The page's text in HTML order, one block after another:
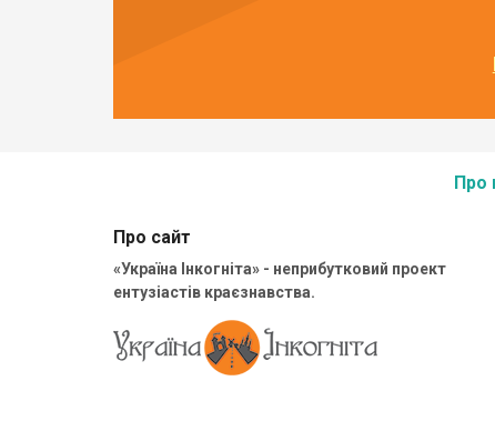
Про
Про сайт
«Україна Інкогніта» - неприбутковий проект
ентузіастів краєзнавства.